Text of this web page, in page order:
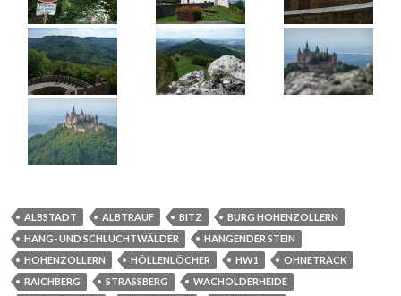
ALBSTADT ALBTRAUF BITZ
BURG HOHENZOLLERN
HANG- UND SCHLUCHTWÄLDER
HANGENDER STEIN
HOHENZOLLERN
HÖLLENLÖCHER HW1
OHNETRACK
RAICHBERG
STRASSBERG
WACHOLDERHEIDE